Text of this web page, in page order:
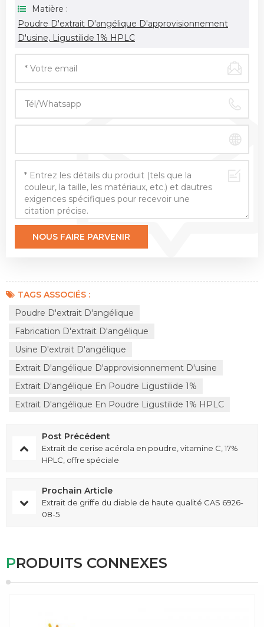
Matière :
Poudre D'extrait D'angélique D'approvisionnement
D'usine, Ligustilide 1% HPLC
TAGS ASSOCIÉS :
Poudre D'extrait D'angélique
Fabrication D'extrait D'angélique
Usine D'extrait D'angélique
Extrait D'angélique D'approvisionnement D'usine
Extrait D'angélique En Poudre Ligustilide 1%
Extrait D'angélique En Poudre Ligustilide 1% HPLC
Post Précédent
Extrait de cerise acérola en poudre, vitamine C, 17%
HPLC, offre spéciale
Prochain Article
Extrait de griffe du diable de haute qualité CAS 6926-
08-5
PRODUITS CONNEXES